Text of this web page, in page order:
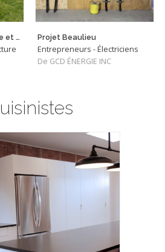
Sur mesure | Maison d'Ève et Jean Projet Beaulieu
Entrepreneurs - Électriciens
De GCD ÉNERGIE INC